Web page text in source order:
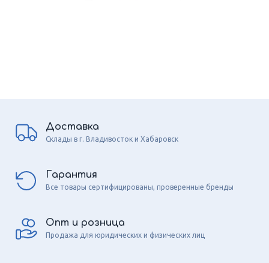
Доставка
Склады в г. Владивосток и Хабаровск
Гарантия
Все товары сертифицированы, проверенные бренды
Опт и розница
Продажа для юридических и физических лиц